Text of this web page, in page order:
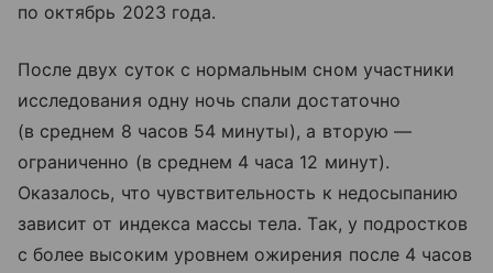
по октябрь 2023 года.
После двух суток с нормальным сном участники
исследования одну ночь спали достаточно
(в среднем 8 часов 54 минуты), а вторую —
ограниченно (в среднем 4 часа 12 минут).
Оказалось, что чувствительность к недосыпанию
зависит от индекса массы тела. Так, у подростков
с более высоким уровнем ожирения после 4 часов